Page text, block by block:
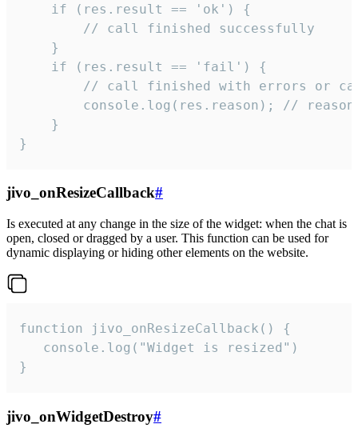
    if (res.result == 'ok') {
        // call finished successfully
    }
    if (res.result == 'fail') {
// call finished with errors or
console.log(res.reason); //
    }
}
jivo_onResizeCallback#
Is executed at any change in the size of the widget: when the chat is
open, closed or dragged by a user. This function can be used for
dynamic displaying or hiding other elements on the website.
function jivo_onResizeCallback() {
   console.log("Widget is resized")
}
jivo_onWidgetDestroy#